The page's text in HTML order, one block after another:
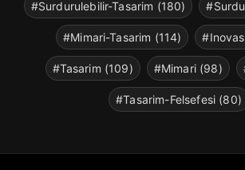
#Surdurulebilir-Tasarim (180)
#Mimari-Tasarim (114)
#Tasarim (109) #Mimari (98)
#Tasarim-Felsefesi (80)